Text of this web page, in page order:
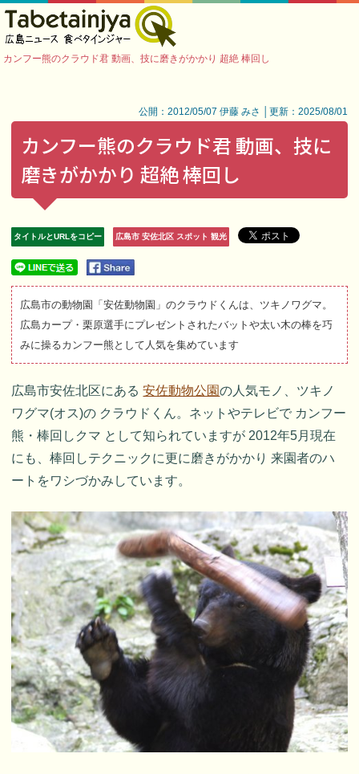
カンフー熊のクラウド君 動画、技に磨きがかかり 超絶 棒回し
公開：2012/05/07 伊藤 みさ │更新：2025/08/01
カンフー熊のクラウド君 動画、技に
磨きがかかり 超絶 棒回し
タイトルとURLをコピー 広島市 安佐北区 スポット 観光
広島市の動物園「安佐動物園」のクラウドくんは、ツキノワグマ。
広島カープ・栗原選手にプレゼントされたバットや太い木の棒を巧
みに操るカンフー熊として人気を集めています
広島市安佐北区にある安佐動物公園の人気モノ、ツキノ
ワグマ(オス)の クラウドくん。ネットやテレビで カンフー
熊・棒回しクマ として知られていますが 2012年5月現在
にも、棒回しテクニックに更に磨きがかかり 来園者のハ
ートをワシづかみしています。